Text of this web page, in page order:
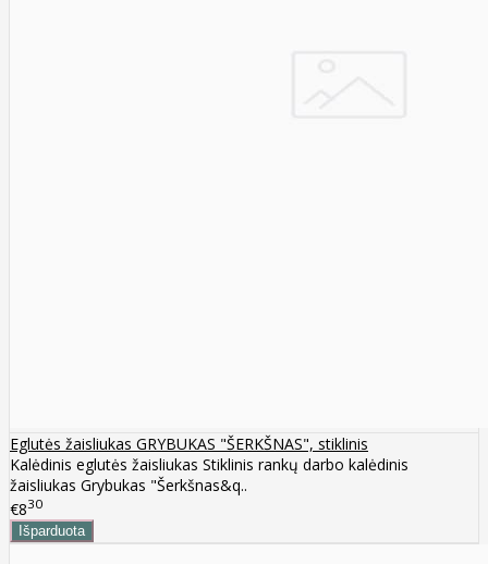
Eglutės žaisliukas GRYBUKAS "ŠERKŠNAS", stiklinis
Kalėdinis eglutės žaisliukas Stiklinis rankų darbo kalėdinis
žaisliukas Grybukas "Šerkšnas&q..
€830